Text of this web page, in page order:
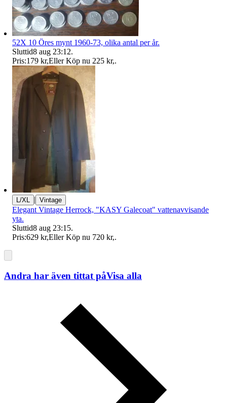
52X 10 Öres mynt 1960-73, olika antal per år.
Sluttid8 aug 23:12.
Pris:179 kr,Eller Köp nu 225 kr,.
L/XL | Vintage
Elegant Vintage Herrock, "KASY Galecoat" vattenavvisande
yta.
Sluttid8 aug 23:15.
Pris:629 kr,Eller Köp nu 720 kr,.
Andra har även tittat påVisa alla